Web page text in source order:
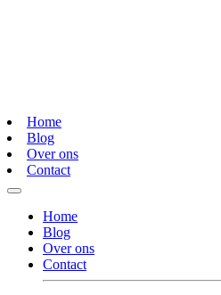
Home
Blog
Over ons
Contact
Home
Blog
Over ons
Contact